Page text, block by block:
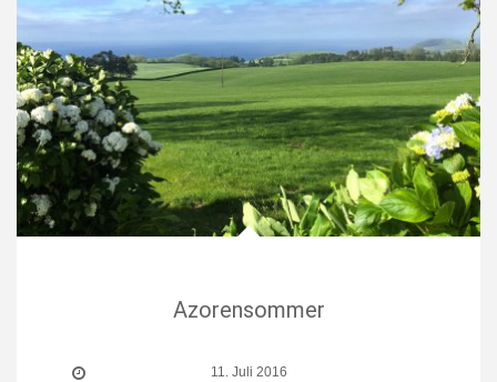
Azorensommer
11. Juli 2016